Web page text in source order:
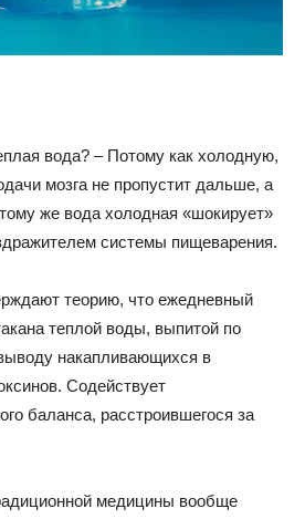
вода? – Потому как холодную,
мозга не пропустит дальше, а
же вода холодная «шокирует»
системы пищеварения.
теорию, что ежедневный
теплой воды, выпитой по
накапливающихся в
Содействует
баланса, расстроившегося за
медицины вообще